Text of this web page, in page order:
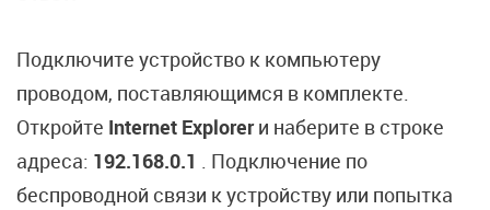
Подключите устройство к компьютеру
проводом, поставляющимся в комплекте.
Откройте Internet Explorerи наберите в строке
адреса: 192.168.0.1 . Подключение по
беспроводной связи к устройству или попытка